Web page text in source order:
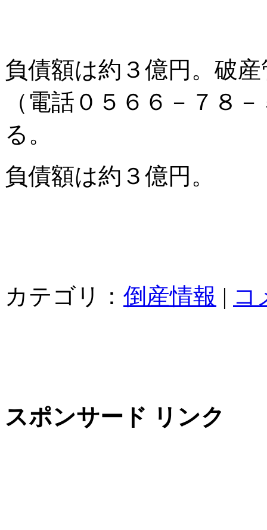
負債額は約３億円。破
（電話０５６６－７８
る。
負債額は約３億円。
カテゴリ： 倒産情報 | コ
スポンサード リンク